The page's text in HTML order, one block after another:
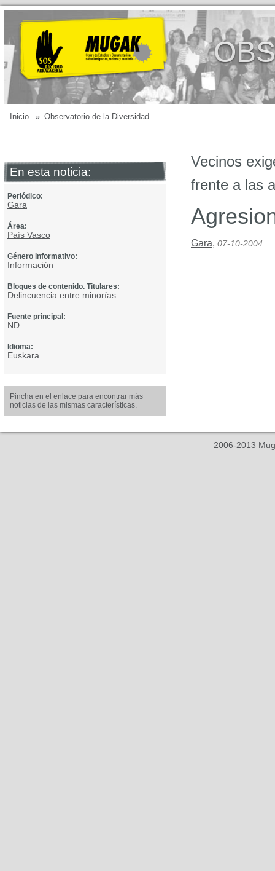
Inicio » Observatorio de la Diversidad
En esta noticia:
Periódico:
Gara
Área:
País Vasco
Género informativo:
Información
Bloques de contenido. Titulares:
Delincuencia entre minorías
Fuente principal:
ND
Idioma:
Euskara
Pincha en el enlace para encontrar más
noticias de las mismas características.
Vecinos
frente a las
Gara, 07-10-2004
2006-2013